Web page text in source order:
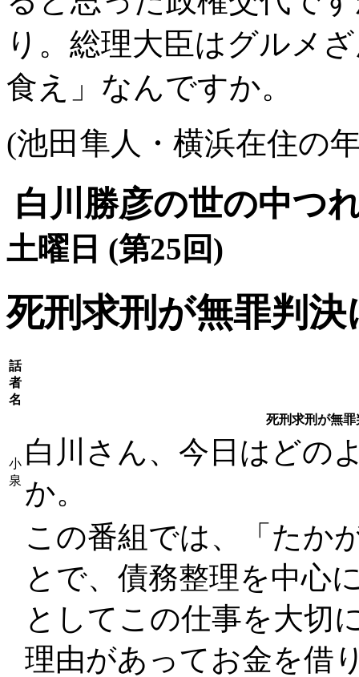
り。総理大臣はグルメ
食え」なんですか。
(池田隼人・横浜在住の
白川勝彦の世の中つ
土曜日 (第25回)
死刑求刑が無罪判
話
者
名
死刑求刑が無
小
泉
白川さん、今日はどの
か。
この番組では、「たか
とで、債務整理を中心
としてこの仕事を大切
理由があってお金を借